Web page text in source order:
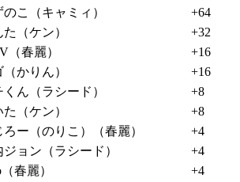
のこ（キャミィ）
+64
た（ケン）
+32
（春麗）
+16
（かりん）
+16
くん（ラシード）
+8
た（ケン）
+8
ろー（のりこ）（春麗）
+4
ジョン（ラシード）
+4
春麗）
+4